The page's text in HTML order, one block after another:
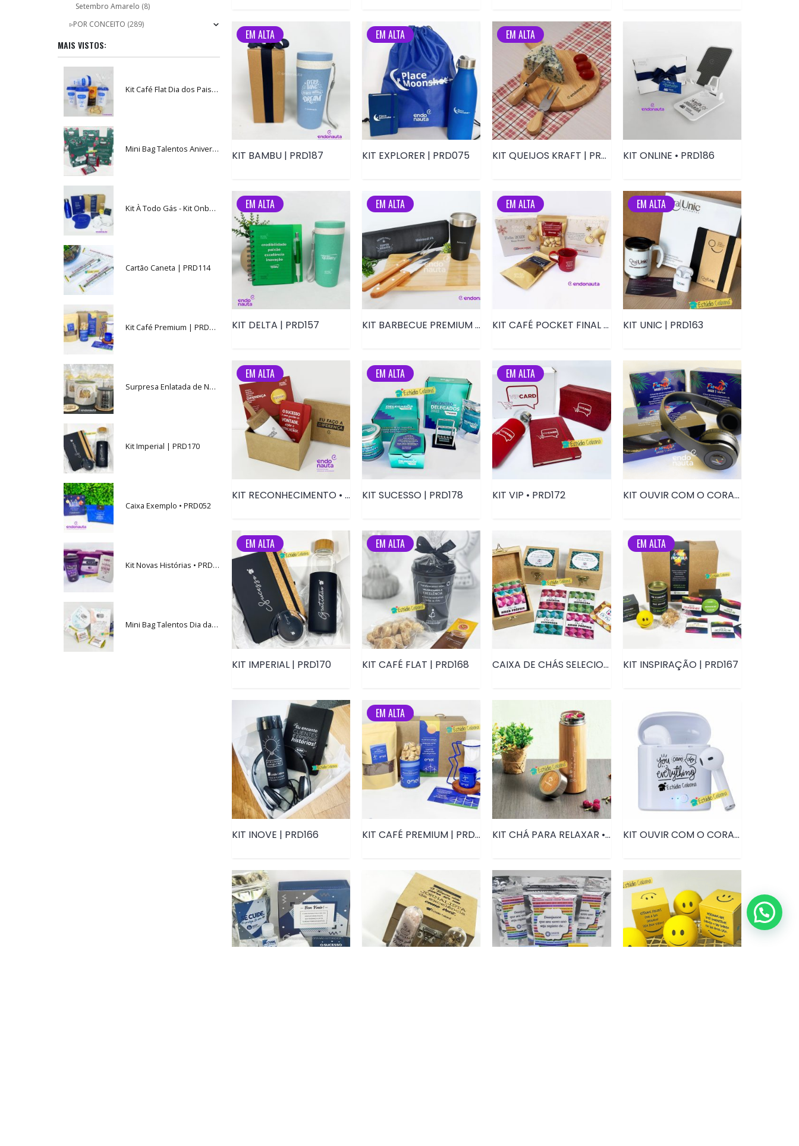
EM ALTA
KIT BAMBU | PRD187
EM ALTA
KIT EXPLORER | PRD075
EM ALTA
KIT QUEIJOS KRAFT | PRD183 KIT ONLINE • PRD186
EM ALTA
KIT DELTA | PRD157
EM ALTA
KIT BARBECUE PREMIUM | PRD065
EM ALTA
KIT CAFÉ POCKET FINAL DE ANO | PRD169
EM ALTA
KIT UNIC | PRD163
EM ALTA
KIT RECONHECIMENTO • PRD180
EM ALTA
KIT SUCESSO | PRD178
EM ALTA
KIT VIP • PRD172 KIT OUVIR COM O CORAÇÃO FONE DE OUVIDO • PRD073
EM ALTA
KIT IMPERIAL | PRD170
EM ALTA
KIT CAFÉ FLAT | PRD168 CAIXA DE CHÁS SELECIONADOS | PRD113
EM ALTA
KIT INSPIRAÇÃO | PRD167
KIT INOVE | PRD166
EM ALTA
KIT CAFÉ PREMIUM | PRD076 KIT CHÁ PARA RELAXAR • PRD104 KIT OUVIR COM O CORAÇÃO FONE BLUETOOTH • PRD068
Setembro Amarelo (8)
▹POR CONCEITO (289)
MAIS VISTOS:
Kit Café Flat Dia dos Pais| PRD168
Mini Bag Talentos Aniversário • PRD116
Kit À Todo Gás - Kit Onboarding - PRD191
Cartão Caneta | PRD114
Kit Café Premium | PRD076
Surpresa Enlatada de Natal • PRD034
Kit Imperial | PRD170
Caixa Exemplo • PRD052
Kit Novas Histórias • PRD059
Mini Bag Talentos Dia da Mulher • PRD116